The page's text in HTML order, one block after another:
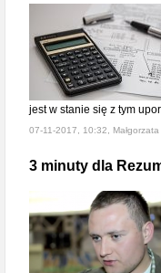
jest w stanie się z tym
07-11-2017, 10:32, Małgorzata
3 minuty dla